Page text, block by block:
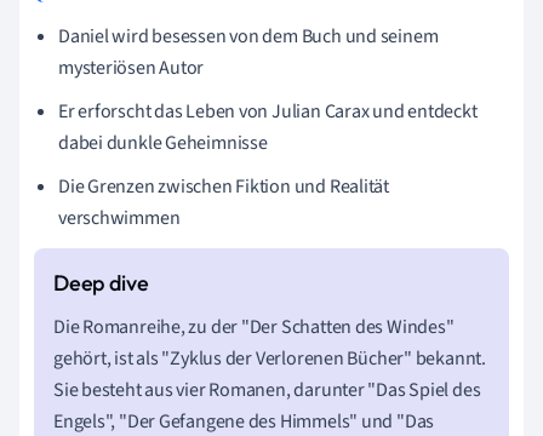
Daniel wird besessen von dem Buch und seinem
mysteriösen Autor
Er erforscht das Leben von Julian Carax und entdeckt
dabei dunkle Geheimnisse
Die Grenzen zwischen Fiktion und Realität
verschwimmen
Die Romanreihe, zu der "Der Schatten des Windes"
gehört, ist als "Zyklus der Verlorenen Bücher" bekannt.
Sie besteht aus vier Romanen, darunter "Das Spiel des
Engels", "Der Gefangene des Himmels" und "Das